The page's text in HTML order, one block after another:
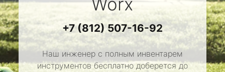
+7 (812) 507-16-92
Наш инженер с полным инвентарем
инструментов бесплатно доберется до